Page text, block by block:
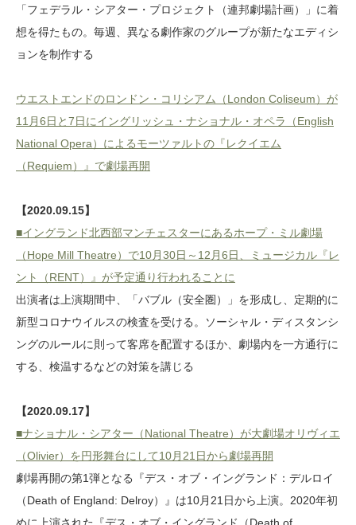
「フェデラル・シアター・プロジェクト（連邦劇場計画）」に着
想を得たもの。毎週、異なる劇作家のグループが新たなエディシ
ョンを制作する
ウエストエンドのロンドン・コリシアム（London Coliseum）が
11月6日と7日にイングリッシュ・ナショナル・オペラ（English
National Opera）によるモーツァルトの『レクイエム
（Requiem）』で劇場再開
【2020.09.15】
■イングランド北西部マンチェスターにあるホープ・ミル劇場
（Hope Mill Theatre）で10月30日～12月6日、ミュージカル『レ
ント（RENT）』が予定通り行われることに
出演者は上演期間中、「バブル（安全圏）」を形成し、定期的に
新型コロナウイルスの検査を受ける。ソーシャル・ディスタンシ
ングのルールに則って客席を配置するほか、劇場内を一方通行に
する、検温するなどの対策を講じる
【2020.09.17】
■ナショナル・シアター（National Theatre）が大劇場オリヴィエ
（Olivier）を円形舞台にして10月21日から劇場再開
劇場再開の第1弾となる『デス・オブ・イングランド：デルロイ
（Death of England: Delroy）』は10月21日から上演。2020年初